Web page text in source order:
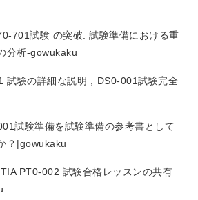
701試験 の突破: 試験準備における重
分析-gowukaku
試験の詳細な説明，DS0-001試験完全
試験準備を試験準備の参考書として
？|gowukaku
PT0-002 試験合格レッスンの共有